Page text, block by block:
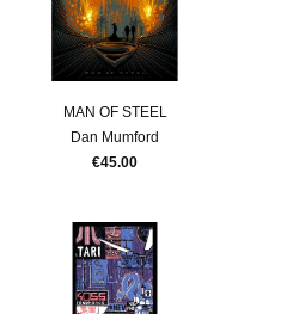
MAN OF STEEL
Dan Mumford
€45.00